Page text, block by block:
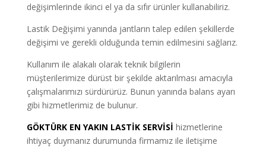
değişimlerinde ikinci el ya da sıfır ürünler kullanabiliriz.
Lastik Değişimi yanında jantların talep edilen şekillerde
değişimi ve gerekli olduğunda temin edilmesini sağlarız.
Kullanım ile alakalı olarak teknik bilgilerin
müşterilerimize dürüst bir şekilde aktarılması amacıyla
çalışmalarımızı sürdürürüz. Bunun yanında balans ayarı
gibi hizmetlerimiz de bulunur.
GÖKTÜRK EN YAKIN LASTİK SERVİSİ hizmetlerine
ihtiyaç duymanız durumunda firmamız ile iletişime